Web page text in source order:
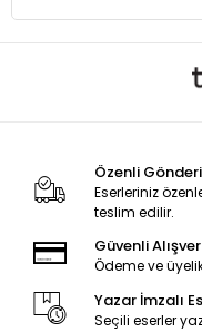
Özenli
Eserleriniz
teslim edilir.
Güvenli
Ödeme ve
Yazar İmzalı
Seçili eserler